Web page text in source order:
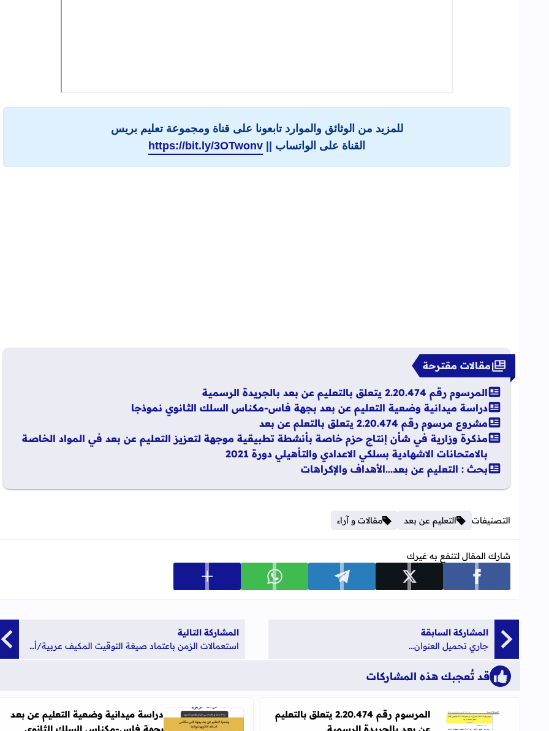
للمزيد من الوثائق والموارد تابعونا على قناة ومجموعة تعليم بريس
القناة على الواتساب || https://bit.ly/3OTwonv
مقالات مقترحة
المرسوم رقم 2.20.474 يتعلق بالتعليم عن بعد بالجريدة الرسمية
دراسة ميدانية وضعية التعليم عن بعد بجهة فاس-مكناس السلك الثانوي نموذجا
مشروع مرسوم رقم 2.20.474 يتعلق بالتعلم عن بعد
مذكرة وزارية في شأن إنتاج حزم خاصة بأنشطة تطبيقية موجهة لتعزيز التعليم عن بعد في المواد الخاصة
بالامتحانات الاشهادية بسلكي الاعدادي والتأهيلي دورة 2021
بحث : التعليم عن بعد...الأهداف والإكراهات
التصنيفات التعليم عن بعد مقالات و آراء
شارك المقال لتنفع به غيرك
شارك على facebook شارك على x شارك على telegram شارك على whatsapp عرض المزيد من خيارات المشاركة
المشاركة السابقة
جاري تحميل العنوان...
المشاركة التالية
استعمالات الزمن باعتماد صيغة التوقيت المكيف عربية/أمازيغية جميع المستويات 2020-2021
قد تُعجبك هذه المشاركات
المرسوم رقم 2.20.474 يتعلق بالتعليم
دراسة ميدانية وضعية التعليم عن بعد